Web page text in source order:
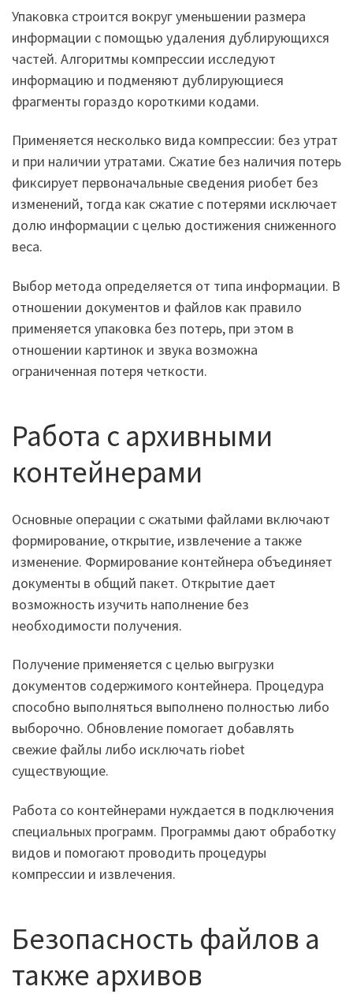
Упаковка строится вокруг уменьшении размера
информации с помощью удаления дублирующихся
частей. Алгоритмы компрессии исследуют
информацию и подменяют дублирующиеся
фрагменты гораздо короткими кодами.
Применяется несколько вида компрессии: без утрат
и при наличии утратами. Сжатие без наличия потерь
фиксирует первоначальные сведения риобет без
изменений, тогда как сжатие с потерями исключает
долю информации с целью достижения сниженного
веса.
Выбор метода определяется от типа информации. В
отношении документов и файлов как правило
применяется упаковка без потерь, при этом в
отношении картинок и звука возможна
ограниченная потеря четкости.
Работа с архивными
контейнерами
Основные операции с сжатыми файлами включают
формирование, открытие, извлечение а также
изменение. Формирование контейнера объединяет
документы в общий пакет. Открытие дает
возможность изучить наполнение без
необходимости получения.
Получение применяется с целью выгрузки
документов содержимого контейнера. Процедура
способно выполняться выполнено полностью либо
выборочно. Обновление помогает добавлять
свежие файлы либо исключать riobet
существующие.
Работа со контейнерами нуждается в подключения
специальных программ. Программы дают обработку
видов и помогают проводить процедуры
компрессии и извлечения.
Безопасность файлов а
также архивов